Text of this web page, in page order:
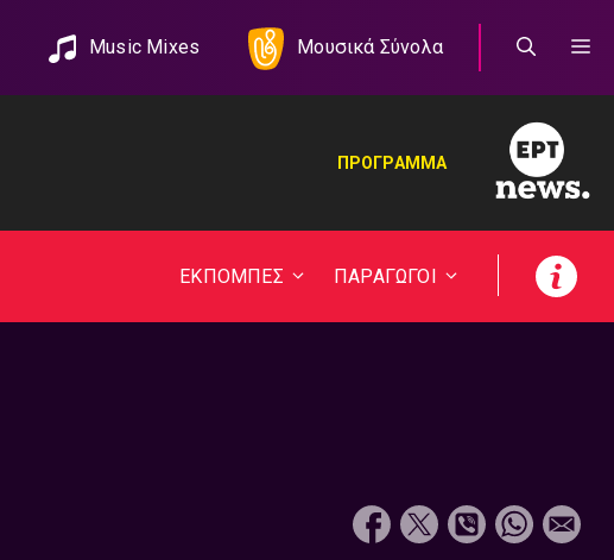
Music Mixes Μουσικά Σύνολα
ΠΡΟΓΡΑΜΜΑ
ΕΚΠΟΜΠΕΣ ΠΑΡΑΓΩΓΟΙ